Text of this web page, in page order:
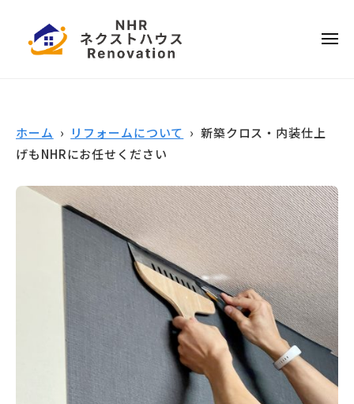
ウ
ス
リ
メ
ホーム › リフォームについて › 新築クロス・内装仕上
げもNHRにお任せください
ォ
ー